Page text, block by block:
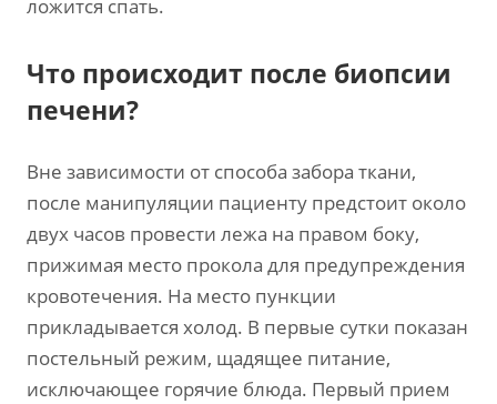
ложится спать.
Что происходит после биопсии
печени?
Вне зависимости от способа забора ткани,
после манипуляции пациенту предстоит около
двух часов провести лежа на правом боку,
прижимая место прокола для предупреждения
кровотечения. На место пункции
прикладывается холод. В первые сутки показан
постельный режим, щадящее питание,
исключающее горячие блюда. Первый прием